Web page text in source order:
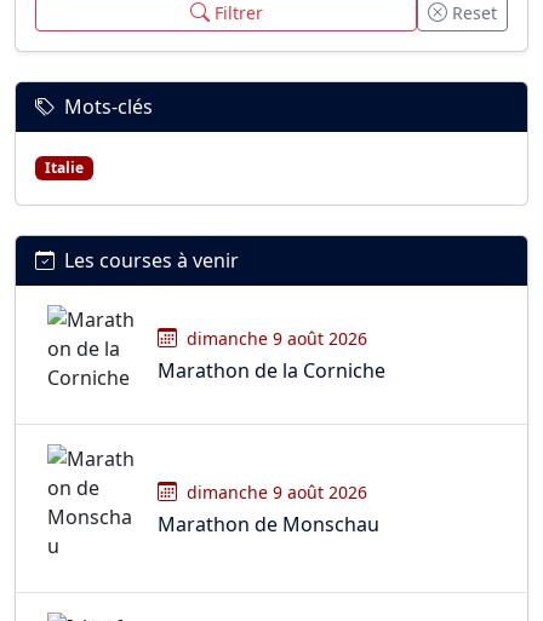
Filtrer Reset
Mots-clés
Italie
Les courses à venir
dimanche 9 août 2026
Marathon de la Corniche
dimanche 9 août 2026
Marathon de Monschau